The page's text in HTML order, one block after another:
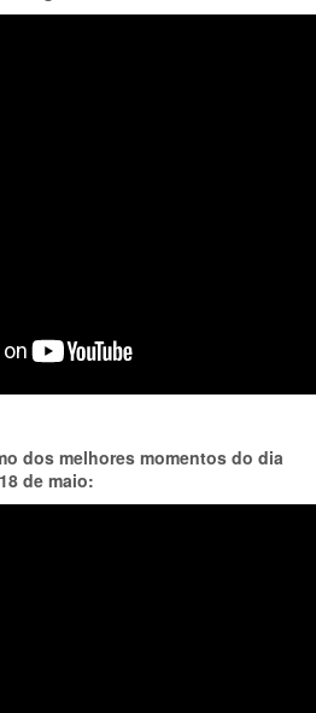
dos melhores momentos do dia
18 de maio: